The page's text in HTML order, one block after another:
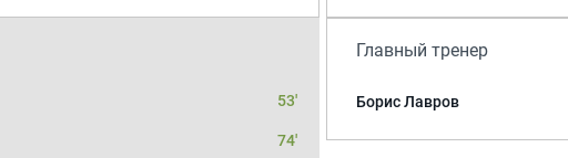
53'
74'
Главный тренер
Борис Лавров